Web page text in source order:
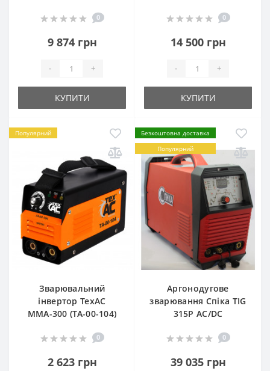
0
9 874 грн
- +
КУПИТИ
0
14 500 грн
- +
КУПИТИ
Популярний
Зварювальний
інвертор ТехАС
MMА-300 (TA-00-104)
0
2 623 грн
Безкоштовна доставка
Популярний
Аргонодугове
зварювання Спіка TIG
315P AC/DC
0
39 035 грн